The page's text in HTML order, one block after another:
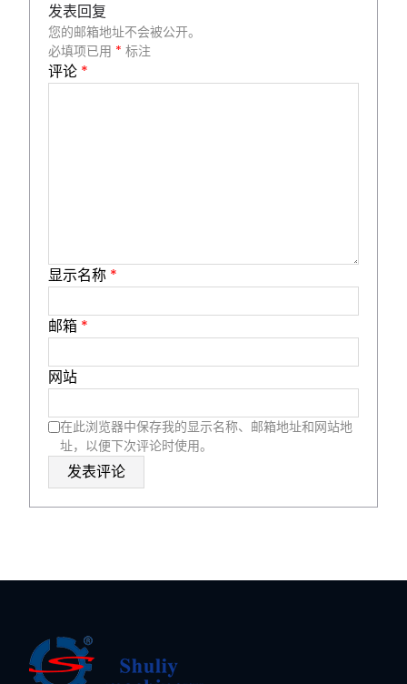
发表回复
您的邮箱地址不会被公开。
必填项已用 * 标注
评论 *
显示名称 *
邮箱 *
网站
在此浏览器中保存我的显示名称、邮箱地址和网站地
址，以便下次评论时使用。